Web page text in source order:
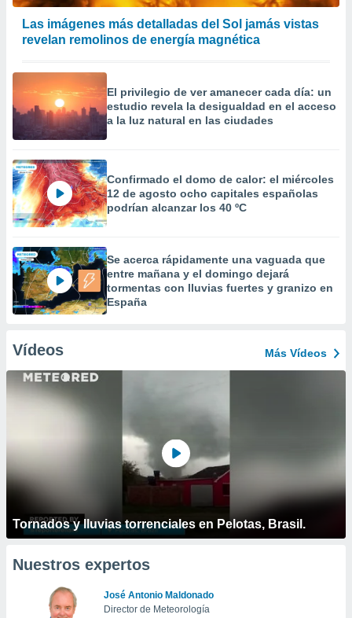
Las imágenes más detalladas del Sol jamás vistas
revelan remolinos de energía magnética
El privilegio de ver amanecer cada día: un
estudio revela la desigualdad en el acceso
a la luz natural en las ciudades
Confirmado el domo de calor: el miércoles
12 de agosto ocho capitales españolas
podrían alcanzar los 40 ºC
Se acerca rápidamente una vaguada que
entre mañana y el domingo dejará
tormentas con lluvias fuertes y granizo en
España
Vídeos Más Vídeos
Tornados y lluvias torrenciales en Pelotas, Brasil.
Nuestros expertos
José Antonio Maldonado
Director de Meteorología